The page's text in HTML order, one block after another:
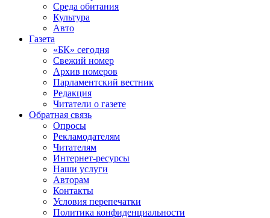
Среда обитания
Культура
Авто
Газета
«БК» сегодня
Свежий номер
Архив номеров
Парламентский вестник
Редакция
Читатели о газете
Обратная связь
Опросы
Рекламодателям
Читателям
Интернет-ресурсы
Наши услуги
Авторам
Контакты
Условия перепечатки
Политика конфиденциальности